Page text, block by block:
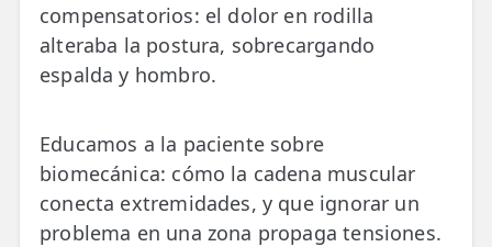
compensatorios: el dolor en rodilla
alteraba la postura, sobrecargando
espalda y hombro.
Educamos a la paciente sobre
biomecánica: cómo la cadena muscular
conecta extremidades, y que ignorar un
problema en una zona propaga tensiones.